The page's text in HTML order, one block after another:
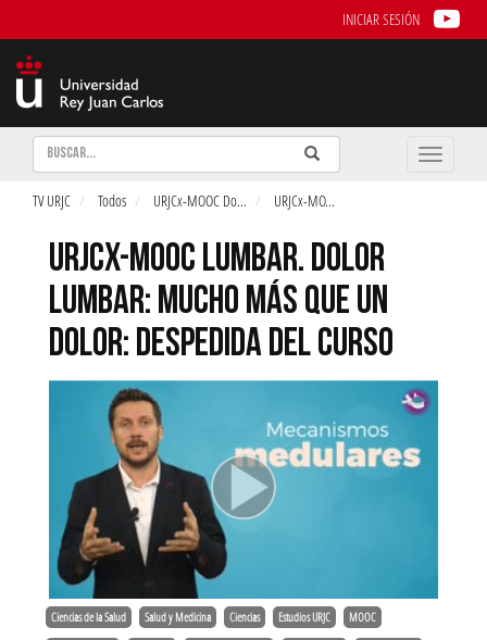
INICIAR SESIÓN
Buscar Enviar
Buscar
Toggle
TV URJC Todos URJCx-MOOC Do... URJCx-MO...
URJCX-MOOC LUMBAR. DOLOR
LUMBAR: MUCHO MÁS QUE UN
DOLOR: DESPEDIDA DEL CURSO
Ciencias de la Salud Salud y Medicina Ciencias Estudios URJC MOOC